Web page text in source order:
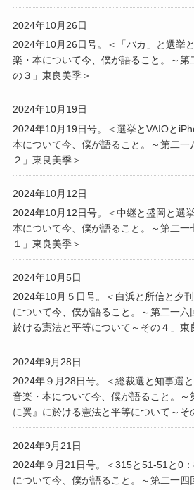
2024年10月26日
2024年10月26日号。＜「バカ」と選挙
楽・本について今、僕が語ること。～第
の３」東良美季＞
2024年10月19日
2024年10月19日号。＜選挙とVAIOと
本について今、僕が語ること。～第二一
２」東良美季＞
2024年10月12日
2024年10月12日号。＜中継と盛岡と選
本について今、僕が語ること。～第二一
１」東良美季＞
2024年10月5日
2024年10月５日号。＜白浜と所信と夕
について今、僕が語ること。～第二一六
於ける憲法と平等について～その４」東
2024年9月28日
2024年９月28日号。＜総裁選と知事選
音楽・本について今、僕が語ること。～
に翼』に於ける憲法と平等について～そ
2024年9月21日
2024年９月21日号。＜315と51-51と0
について今、僕が語ること。～第二一四